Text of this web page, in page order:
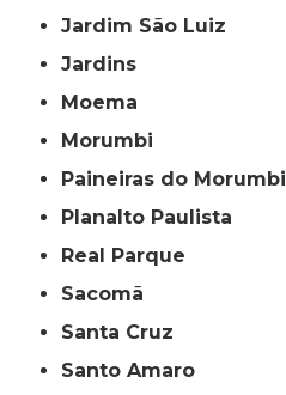
Jardim São Luiz
Jardins
Moema
Morumbi
Paineiras do Morumbi
Planalto Paulista
Real Parque
Sacomã
Santa Cruz
Santo Amaro